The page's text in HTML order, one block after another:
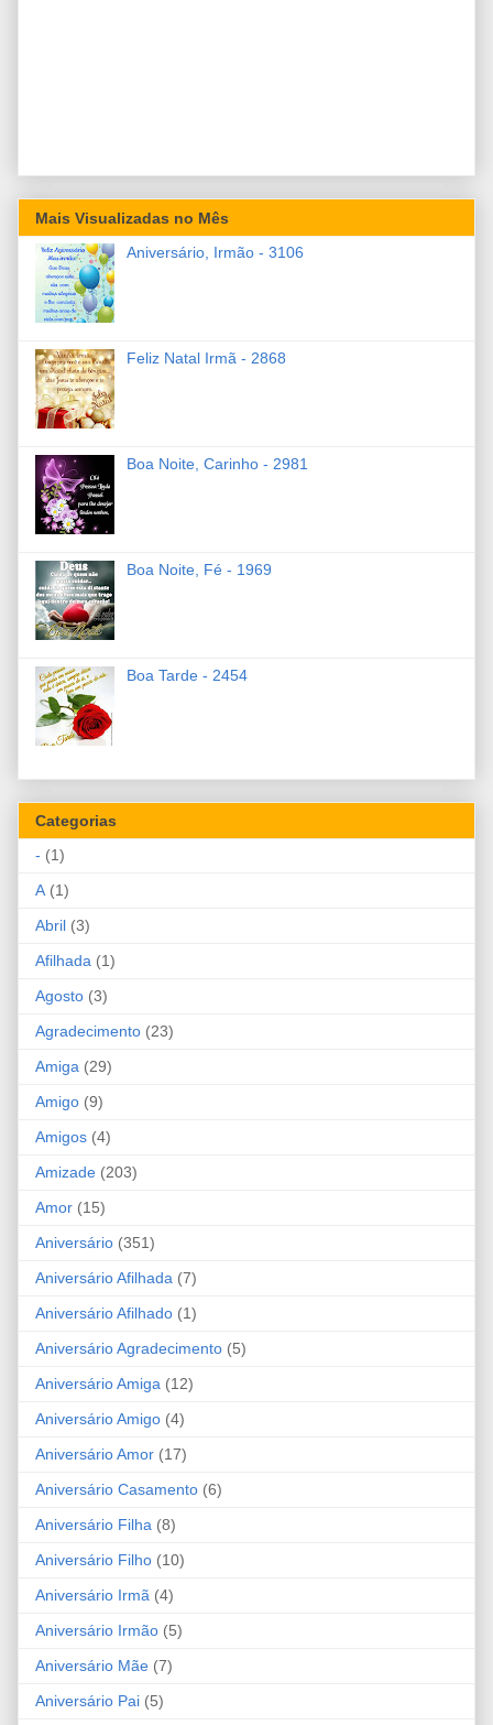
Mais Visualizadas no Mês
Aniversário, Irmão - 3106
Feliz Natal Irmã - 2868
Boa Noite, Carinho - 2981
Boa Noite, Fé - 1969
Boa Tarde - 2454
Categorias
- (1)
A (1)
Abril (3)
Afilhada (1)
Agosto (3)
Agradecimento (23)
Amiga (29)
Amigo (9)
Amigos (4)
Amizade (203)
Amor (15)
Aniversário (351)
Aniversário Afilhada (7)
Aniversário Afilhado (1)
Aniversário Agradecimento (5)
Aniversário Amiga (12)
Aniversário Amigo (4)
Aniversário Amor (17)
Aniversário Casamento (6)
Aniversário Filha (8)
Aniversário Filho (10)
Aniversário Irmã (4)
Aniversário Irmão (5)
Aniversário Mãe (7)
Aniversário Pai (5)